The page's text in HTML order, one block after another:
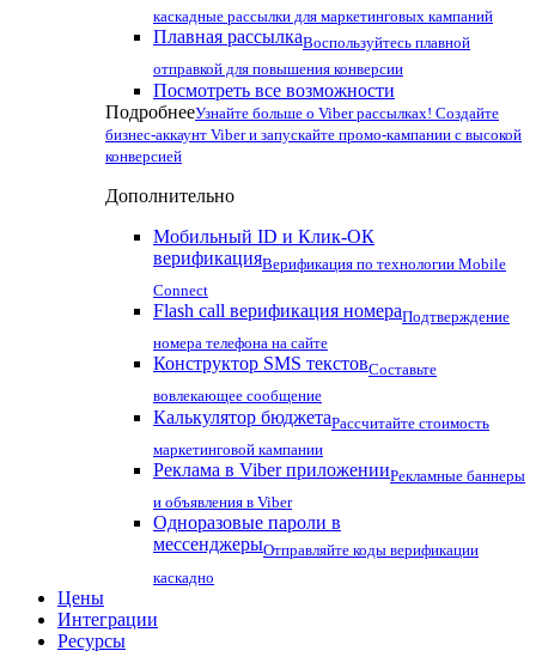
каскадные рассылки для маркетинговых кампаний
Плавная рассылкаВоспользуйтесь плавной
отправкой для повышения конверсии
Посмотреть все возможности
ПодробнееУзнайте больше о Viber рассылках! Создайте
бизнес-аккаунт Viber и запускайте промо-кампании с высокой
конверсией
Дополнительно
Мобильный ID и Клик-ОК
верификацияВерификация по технологии Mobile
Connect
Flash call верификация номераПодтверждение
номера телефона на сайте
Конструктор SMS текстовСоставьте
вовлекающее сообщение
Калькулятор бюджетаРассчитайте стоимость
маркетинговой кампании
Реклама в Viber приложенииРекламные баннеры
и объявления в Viber
Одноразовые пароли в
мессенджерыОтправляйте коды верификации
каскадно
Цены
Интеграции
Ресурсы